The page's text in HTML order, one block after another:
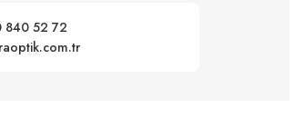
840 52 72